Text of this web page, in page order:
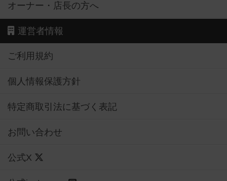
オーナー・店長の方へ
運営者情報
ご利用規約
個人情報保護方針
特定商取引法に基づく表記
お問い合わせ
公式X